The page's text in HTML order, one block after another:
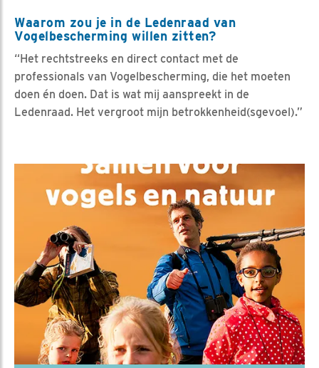
Waarom zou je in de Ledenraad van
Vogelbescherming willen zitten?
“Het rechtstreeks en direct contact met de
professionals van Vogelbescherming, die het moeten
doen én doen. Dat is wat mij aanspreekt in de
Ledenraad. Het vergroot mijn betrokkenheid(sgevoel).”